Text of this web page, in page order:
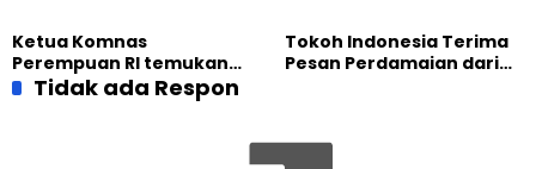
Internasional Muslim
Ahmadiyah UK 2026
fakta langsung
kehidupan Muslim
Ahmadiyah di Inggris
Ketua Komnas
Perempuan RI temukan
optimisme
Tokoh Indonesia Terima
Pesan Perdamaian dari
Tidak ada Respon